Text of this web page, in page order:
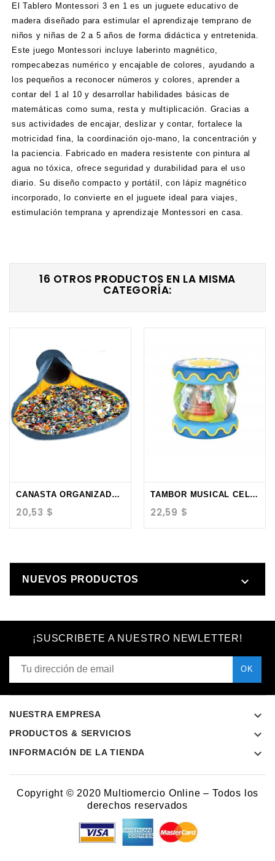
El Tablero Montessori 3 en 1 es un juguete educativo de
madera diseñado para estimular el aprendizaje temprano de
niños y niñas de 2 a 5 años de forma didáctica y entretenida.
Este juego Montessori incluye laberinto magnético,
rompecabezas numérico y encajable de colores, ayudando a
los pequeños a reconocer números y colores, aprender a
contar del 1 al 10 y desarrollar habilidades básicas de
matemáticas como suma, resta y multiplicación. Gracias a
sus actividades de encajar, deslizar y contar, fortalece la
motricidad fina, la coordinación ojo-mano, la concentración y
la paciencia. Fabricado en madera resistente con pintura al
agua no tóxica, ofrece seguridad y durabilidad para el uso
diario. Su diseño compacto y portátil, con lápiz magnético
incorporado, lo convierte en el juguete ideal para viajes,
estimulación temprana y aprendizaje Montessori en casa.
16 OTROS PRODUCTOS EN LA MISMA
CATEGORÍA:
CANASTA ORGANIZADORA...
20,53 $
TAMBOR MUSICAL CELESTE...
22,59 $
NUEVOS PRODUCTOS 
¡SUSCRIBETE A NUESTRO NEWLETTER!
NUESTRA EMPRESA 
PRODUCTOS & SERVICIOS 
INFORMACIÓN DE LA TIENDA 
Copyright © 2020 Multiomercio Online – Todos los
derechos reservados